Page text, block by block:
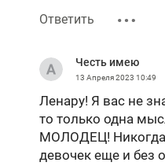
Ответить
Честь имею
13 Апреля 2023 10:49
Ленару! Я вас не
то только одна
МОЛОДЕЦ! Никогда
девочек еще и без